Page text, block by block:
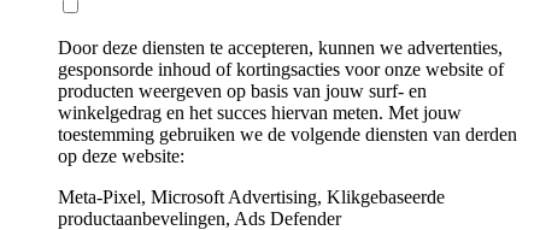
Door deze diensten te accepteren, kunnen we advertenties,
gesponsorde inhoud of kortingsacties voor onze website of
producten weergeven op basis van jouw surf- en
winkelgedrag en het succes hiervan meten. Met jouw
toestemming gebruiken we de volgende diensten van derden
op deze website:
Meta-Pixel, Microsoft Advertising, Klikgebaseerde
productaanbevelingen, Ads Defender